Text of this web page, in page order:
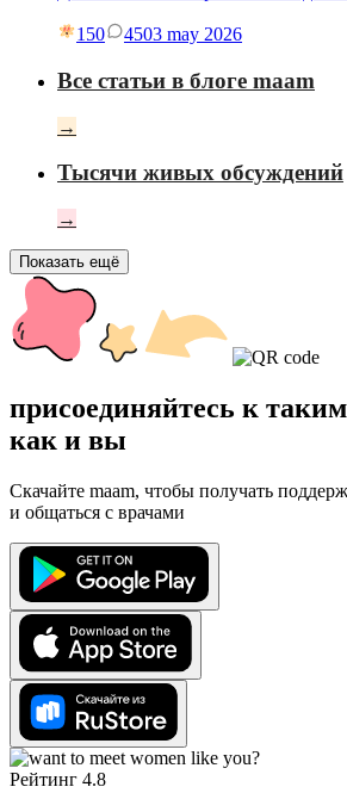
150 4503 may 2026
Все статьи в блоге maam
→
Тысячи живых обсуждений
→
Показать ещё
присоединяйтесь к
как и вы
Скачайте maam, чтобы получать
и общаться с врачами
Рейтинг 4.8